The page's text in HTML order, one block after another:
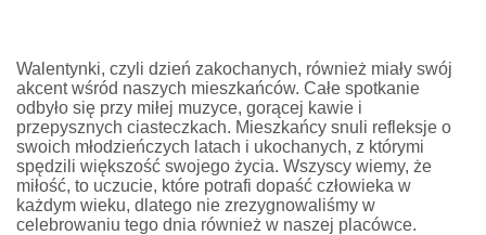
Walentynki, czyli dzień zakochanych, również miały swój
akcent wśród naszych mieszkańców. Całe spotkanie
odbyło się przy miłej muzyce, gorącej kawie i
przepysznych ciasteczkach. Mieszkańcy snuli refleksje o
swoich młodzieńczych latach i ukochanych, z którymi
spędzili większość swojego życia. Wszyscy wiemy, że
miłość, to uczucie, które potrafi dopaść człowieka w
każdym wieku, dlatego nie zrezygnowaliśmy w
celebrowaniu tego dnia również w naszej placówce.